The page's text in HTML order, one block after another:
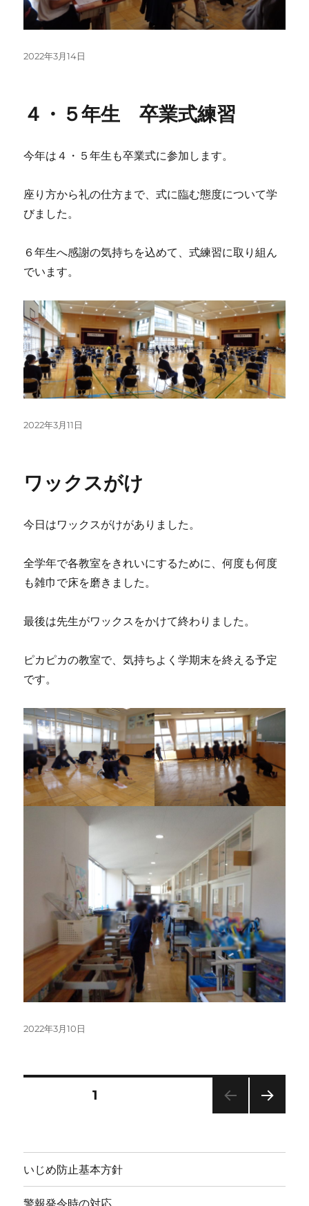
投
2022年3月14日
４・５年生 卒業式練習
今年は４・５年生も卒業式に参加します。
座り方から礼の仕方まで、式に臨む態度について学
びました。
６年生へ感謝の気持ちを込めて、式練習に取り組ん
でいます。
投
2022年3月11日
ワックスがけ
今日はワックスがけがありました。
全学年で各教室をきれいにするために、何度も何度
も雑巾で床を磨きました。
最後は先生がワックスをかけて終わりました。
ピカピカの教室で、気持ちよく学期末を終える予定
です。
投
2022年3月10日
の
ペ
固定ページ1
いじめ防止基本方針